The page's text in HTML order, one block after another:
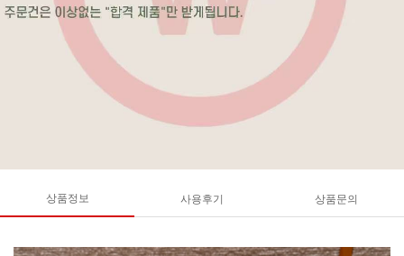
상품정보 사용후기 상품문의